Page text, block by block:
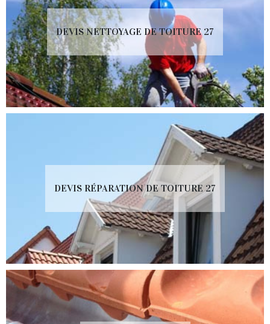
DEVIS NETTOYAGE DE TOITURE 27
DEVIS RÉPARATION DE TOITURE 27